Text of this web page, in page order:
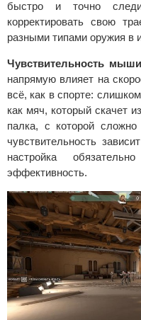
быстро и точно
корректировать свою
разными типами оружия в
Чувствительность мыши
напрямую влияет на
всё, как в спорте:
как мяч, который скачет
палка, с которой
чувствительность
настройка
эффективность.